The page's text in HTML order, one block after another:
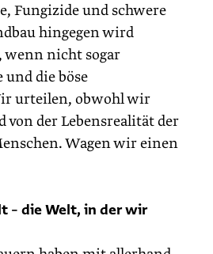
Fungizide und schwere
hingegen wird
nicht sogar
die böse
urteilen, obwohl wir
von der Lebensrealität der
Wagen wir einen
– die Welt, in der wir